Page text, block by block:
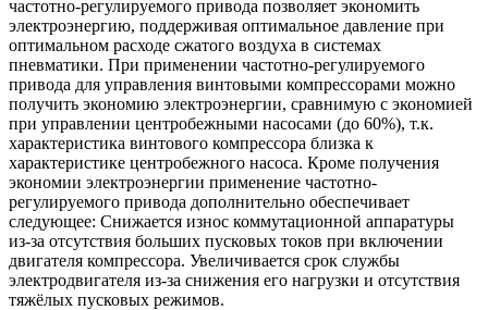
частотно-регулируемого привода позволяет экономить
электроэнергию, поддерживая оптимальное давление при
оптимальном расходе сжатого воздуха в системах
пневматики. При применении частотно-регулируемого
привода для управления винтовыми компрессорами можно
получить экономию электроэнергии, сравнимую с экономией
при управлении центробежными насосами (до 60%), т.к.
характеристика винтового компрессора близка к
характеристике центробежного насоса. Кроме получения
экономии электроэнергии применение частотно-
регулируемого привода дополнительно обеспечивает
следующее: Снижается износ коммутационной аппаратуры
из-за отсутствия больших пусковых токов при включении
двигателя компрессора. Увеличивается срок службы
электродвигателя из-за снижения его нагрузки и отсутствия
тяжёлых пусковых режимов.